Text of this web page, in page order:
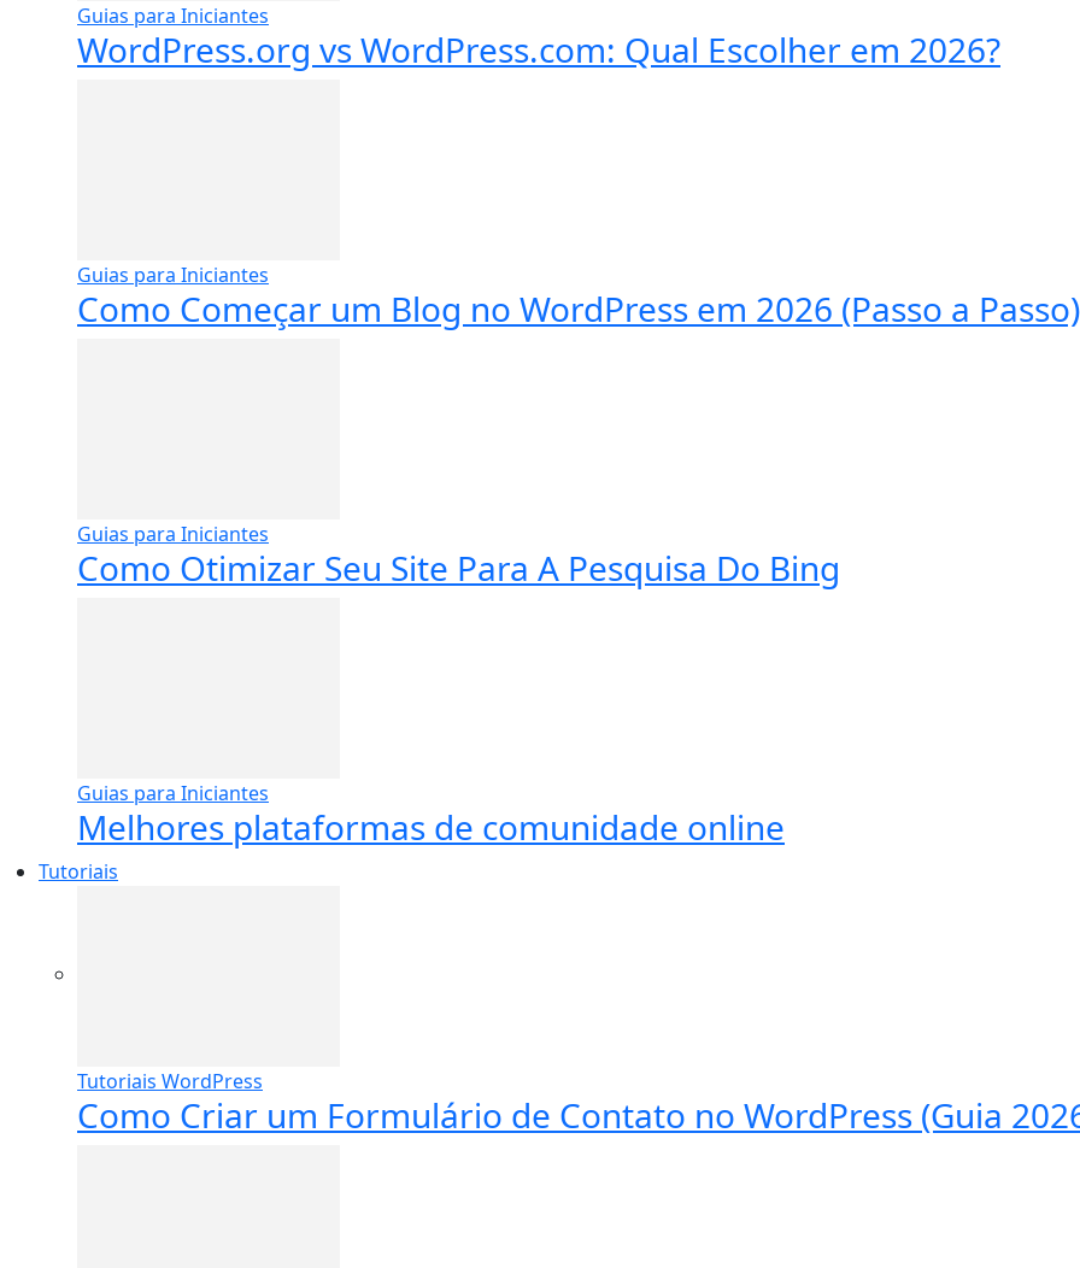
Guias para Iniciantes
WordPress.org vs WordPress.com: Qual Escolher em 2026?
Guias para Iniciantes
Como Começar um Blog no WordPress em 2026 (Passo a Passo)
Guias para Iniciantes
Como Otimizar Seu Site Para A Pesquisa Do Bing
Guias para Iniciantes
Melhores plataformas de comunidade online
Tutoriais
Tutoriais WordPress
Como Criar um Formulário de Contato no WordPress (Guia